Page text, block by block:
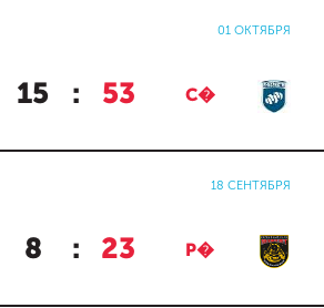
01 ОКТЯБРЯ
15 : 53 С�
18 СЕНТЯБРЯ
8 : 23 Р�